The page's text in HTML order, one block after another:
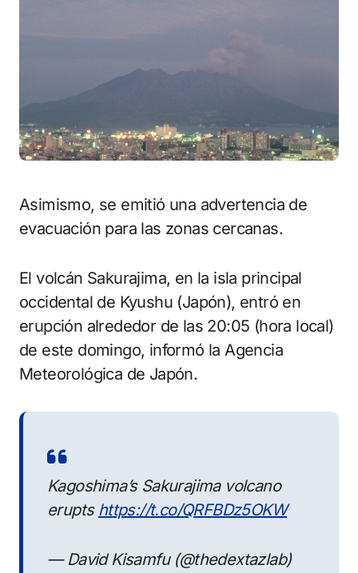
Asimismo, se emitió una advertencia de
evacuación para las zonas cercanas.
El volcán Sakurajima, en la isla principal
occidental de Kyushu (Japón), entró en
erupción alrededor de las 20:05 (hora local)
de este domingo, informó la Agencia
Meteorológica de Japón.
Kagoshima’s Sakurajima volcano
erupts https://t.co/QRFBDz5OKW
— David Kisamfu (@thedextazlab)